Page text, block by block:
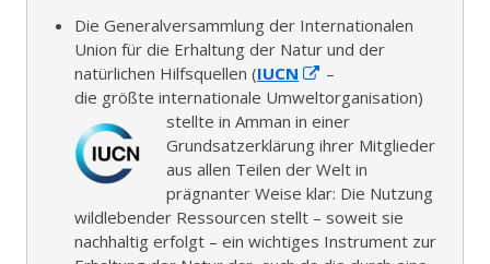
Die Generalversammlung der Internationalen
Union für die Erhaltung der Natur und der
natürlichen Hilfsquellen (IUCN
n
n
e
u
e
m
F
–
die größte internationale Umweltorganisation)
stellte in Amman in einer
Grundsatzerklärung ihrer Mitglieder
aus allen Teilen der Welt in
prägnanter Weise klar: Die Nutzung
wildlebender Ressourcen stellt – soweit sie
nachhaltig erfolgt – ein wichtiges Instrument zur